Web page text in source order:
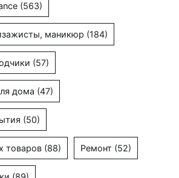
(563)
маникюр (184)
(57)
дома (47)
(50)
товаров (88) Ремонт (52)